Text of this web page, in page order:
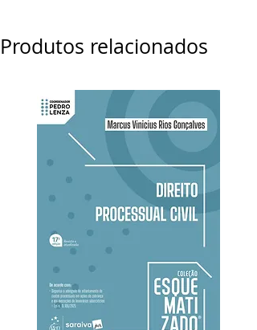
Produtos relacionados